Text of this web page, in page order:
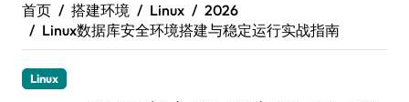
首页 搭建环境 Linux
2026
Linux数据库安全环境搭建与稳定运行实战指南
Linux